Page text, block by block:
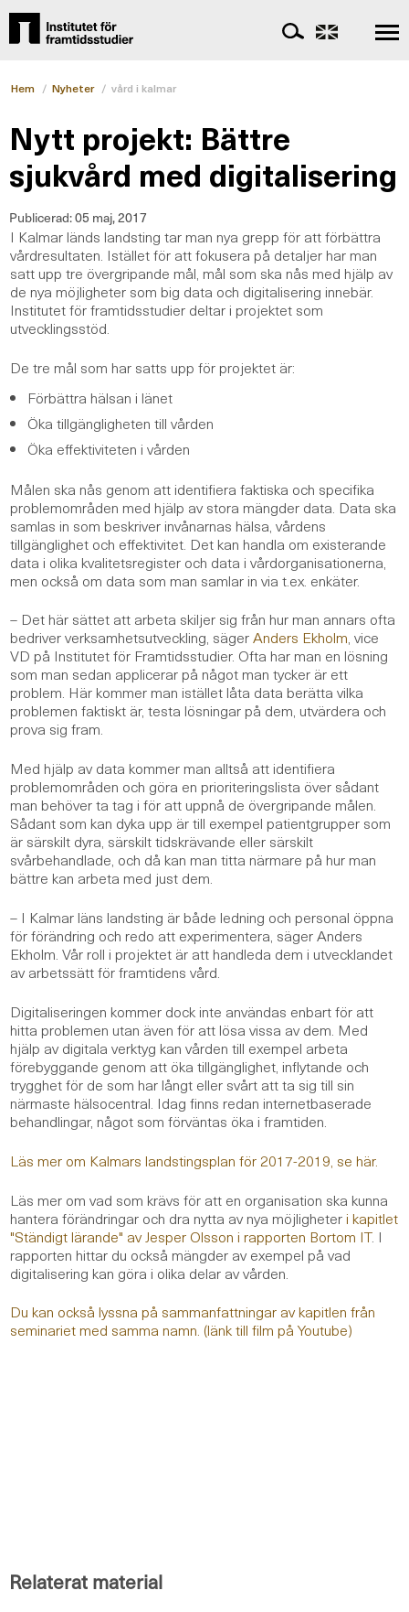
Hem / Nyheter / vård i kalmar
Nytt projekt: Bättre
sjukvård med digitalisering
Publicerad:05 maj, 2017
I Kalmar länds landsting tar man nya grepp för att förbättra
vårdresultaten. Istället för att fokusera på detaljer har man
satt upp tre övergripande mål, mål som ska nås med hjälp av
de nya möjligheter som big data och digitalisering innebär.
Institutet för framtidsstudier deltar i projektet som
utvecklingsstöd.
De tre mål som har satts upp för projektet är:
Förbättra hälsan i länet
Öka tillgängligheten till vården
Öka effektiviteten i vården
Målen ska nås genom att identifiera faktiska och specifika
problemområden med hjälp av stora mängder data. Data ska
samlas in som beskriver invånarnas hälsa, vårdens
tillgänglighet och effektivitet. Det kan handla om existerande
data i olika kvalitetsregister och data i vårdorganisationerna,
men också om data som man samlar in via t.ex. enkäter.
– Det här sättet att arbeta skiljer sig från hur man annars ofta
bedriver verksamhetsutveckling, sägerAnders Ekholm, vice
VD på Institutet för Framtidsstudier. Ofta har man en lösning
som man sedan applicerar på något man tycker är ett
problem. Här kommer man istället låta data berätta vilka
problemen faktiskt är, testa lösningar på dem, utvärdera och
prova sig fram.
Med hjälp av data kommer man alltså att identifiera
problemområden och göra en prioriteringslista över sådant
man behöver ta tag i för att uppnå de övergripande målen.
Sådant som kan dyka upp är till exempel patientgrupper som
är särskilt dyra, särskilt tidskrävande eller särskilt
svårbehandlade, och då kan man titta närmare på hur man
bättre kan arbeta med just dem.
– I Kalmar läns landsting är både ledning och personal öppna
för förändring och redo att experimentera, säger Anders
Ekholm. Vår roll i projektet är att handleda dem i utvecklandet
av arbetssätt för framtidens vård.
Digitaliseringen kommer dock inte användas enbart för att
hitta problemen utan även för att lösa vissa av dem. Med
hjälp av digitala verktyg kan vården till exempel arbeta
förebyggande genom att öka tillgänglighet, inflytande och
trygghet för de som har långt eller svårt att ta sig till sin
närmaste hälsocentral. Idag finns redan internetbaserade
behandlingar, något som förväntas öka i framtiden.
Läs mer om Kalmars landstingsplan för 2017-2019, se här.
Läs mer om vad som krävs för att en organisation ska kunna
hantera förändringar och dra nytta av nya möjligheteri kapitlet
"Ständigt lärande" av Jesper Olsson i rapporten Bortom IT. I
rapporten hittar du också mängder av exempel på vad
digitalisering kan göra i olika delar av vården.
Du kan också lyssna på sammanfattningar av kapitlen från
seminariet med samma namn. (länk till film på Youtube)
Relaterat material